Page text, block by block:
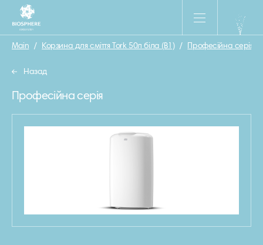
Main / Корзина для сміття Tork 50л біла (В1) / Професійна серія
Назад
Професійна серія